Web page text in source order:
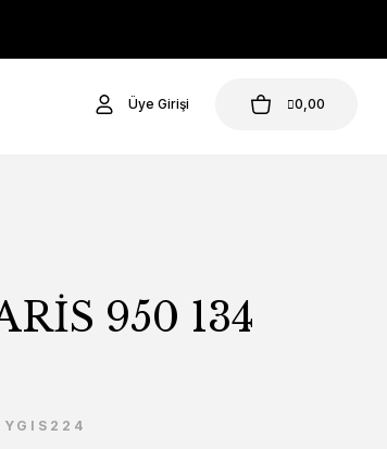
Üye Girişi 0,00
950 134